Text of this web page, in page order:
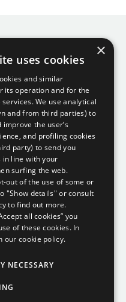
×
uses cookies
and similar
its operation and for the
We use analytical
and from third parties) to
the user’s
and profiling cookies
party) to send you
line with your
surfing the web.
out of the use of some or
"Show details" or consult
to find out more.
all cookies” you
of these cookies. In
our cookie policy.
NECESSARY